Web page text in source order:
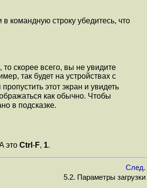
командную строку убедитесь, что
скорее всего, вы не увидите
так будет на устройствах с
пропустить этот экран и увидеть
как обычно. Чтобы
в подсказке.
это Ctrl -F, 1.
След.
5.2. Параметры загрузки